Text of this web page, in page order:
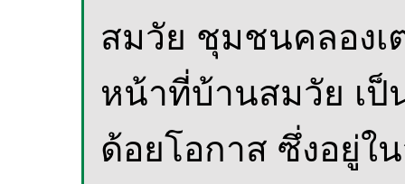
สมวัย ชุมชนคลองเ
หน้าที่บ้านสมวัย เป็
ด้อยโอกาส ซึ่งอยู่ใ